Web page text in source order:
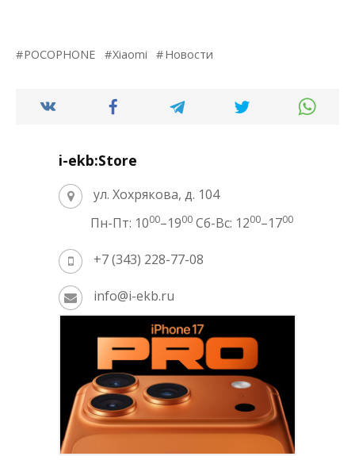
POCOPHONE Xiaomi Новости
i-ekb:Store
ул. Хохрякова, д. 104
Пн-Пт: 1000–1900 Сб-Вс: 1200–1700
+7 (343) 228-77-08
info@i-ekb.ru